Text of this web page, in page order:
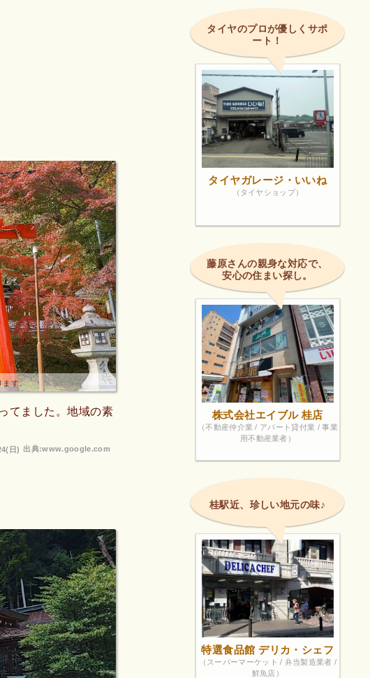
ます。
てました。地域の素
出典:www.google.com
日)
タイヤのプロが優しくサポ
ート！
タイヤガレージ・いいね
（タイヤショップ）
藤原さんの親身な対応で、
安心の住まい探し。
株式会社エイブル 桂店
（不動産仲介業 / アパート貸付業 / 事業
用不動産業者）
桂駅近、珍しい地元の味♪
特選食品館 デリカ・シェフ
（スーパーマーケット / 弁当製造業者 /
鮮魚店）